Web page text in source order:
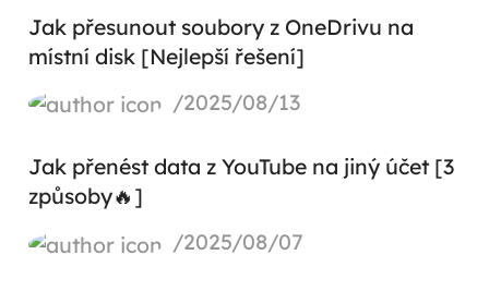
Jak přesunout soubory z OneDrivu na
místní disk [Nejlepší řešení]
/2025/08/13
Jak přenést data z YouTube na jiný účet [3
způsoby🔥]
/2025/08/07